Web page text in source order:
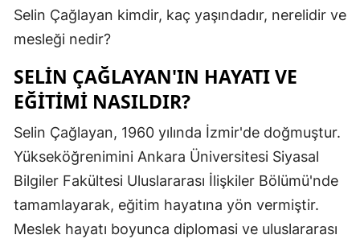
Gaziantep
Gümüşhane
Hatay
Isparta
Mersin
Selin Çağlayan kimdir, kaç yaşındadır, nerelidir ve
mesleği nedir?
SELIN ÇAĞLAYAN'IN HAYATI VE
EĞITIMI NASILDIR?
Selin Çağlayan, 1960 yılında İzmir'de doğmuştur.
Yükseköğrenimini Ankara Üniversitesi Siyasal
Bilgiler Fakültesi Uluslararası İlişkiler Bölümü'nde
tamamlayarak, eğitim hayatına yön vermiştir.
Meslek hayatı boyunca diplomasi ve uluslararası